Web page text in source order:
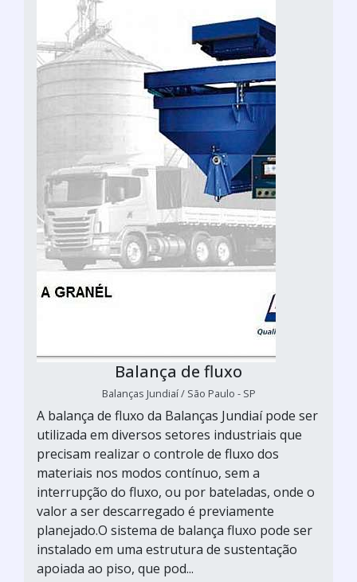
Balança de fluxo
Balanças Jundiaí / São Paulo - SP
A balança de fluxo da Balanças Jundiaí pode ser
utilizada em diversos setores industriais que
precisam realizar o controle de fluxo dos
materiais nos modos contínuo, sem a
interrupção do fluxo, ou por bateladas, onde o
valor a ser descarregado é previamente
planejado.O sistema de balança fluxo pode ser
instalado em uma estrutura de sustentação
apoiada ao piso, que pod...